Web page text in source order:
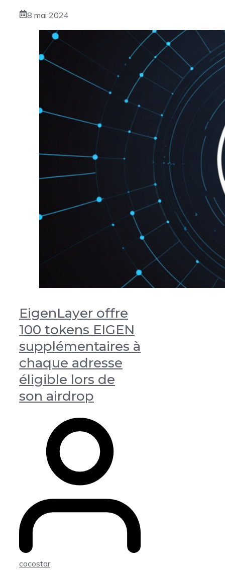
8 mai 2024
EigenLayer offre
100 tokens EIGEN
supplémentaires à
chaque adresse
éligible lors de
son airdrop
cocostar